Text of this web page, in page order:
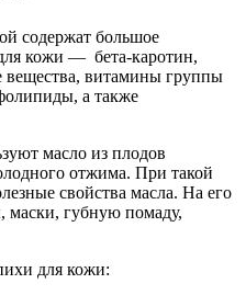
содержат большое
кожи — бета-каротин,
вещества, витамины группы
а также
масло из плодов
отжима. При такой
свойства масла. На его
маски, губную помаду,
для кожи: